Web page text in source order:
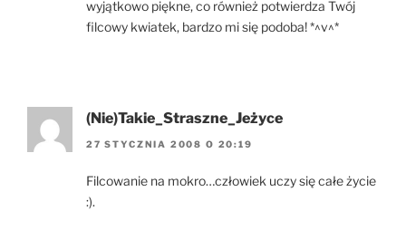
wyjątkowo piękne, co również potwierdza Twój
filcowy kwiatek, bardzo mi się podoba! *^v^*
(Nie)Takie_Straszne_Jeżyce
27 STYCZNIA 2008 O 20:19
Filcowanie na mokro…człowiek uczy się całe życie
:).